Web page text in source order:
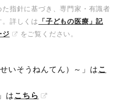
た指針に基づき、専門家・有識者
詳しくは 「子どもの医療」記
ジ
をご覧ください。
いそうねんてん）～」はこ
はこちら